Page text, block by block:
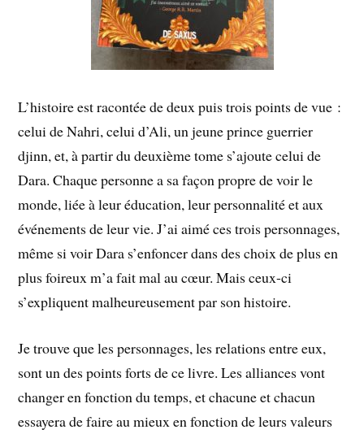
L’histoire est racontée de deux puis trois points de vue :
celui de Nahri, celui d’Ali, un jeune prince guerrier
djinn, et, à partir du deuxième tome s’ajoute celui de
Dara. Chaque personne a sa façon propre de voir le
monde, liée à leur éducation, leur personnalité et aux
événements de leur vie. J’ai aimé ces trois personnages,
même si voir Dara s’enfoncer dans des choix de plus en
plus foireux m’a fait mal au cœur. Mais ceux-ci
s’expliquent malheureusement par son histoire.
Je trouve que les personnages, les relations entre eux,
sont un des points forts de ce livre. Les alliances vont
changer en fonction du temps, et chacune et chacun
essayera de faire au mieux en fonction de leurs valeurs